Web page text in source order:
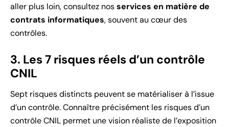
aller plus loin, consultez nosservices en matière de
contrats informatiques, souvent au cœur des
contrôles.
3. Les 7 risques réels d’un contrôle
CNIL
Sept risques distincts peuvent se matérialiser à l’issue
d’un contrôle. Connaître précisément les risques d’un
contrôle CNIL permet une vision réaliste de l’exposition